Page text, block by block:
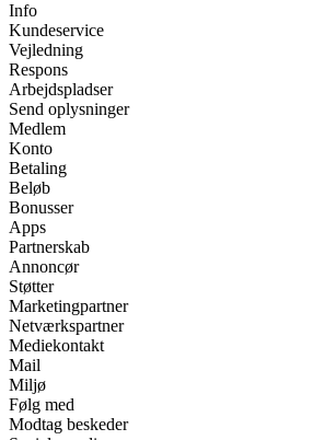
Info
Kundeservice
Vejledning
Respons
Arbejdspladser
Send oplysninger
Medlem
Konto
Betaling
Beløb
Bonusser
Apps
Partnerskab
Annoncør
Støtter
Marketingpartner
Netværkspartner
Mediekontakt
Mail
Miljø
Følg med
Modtag beskeder